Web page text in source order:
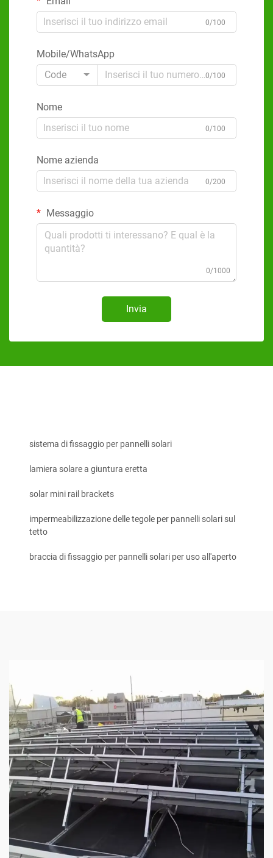
0/100
Mobile/WhatsApp
Code
0/100
Nome
0/100
Nome azienda
0/200
Messaggio
0/1000
Invia
sistema di fissaggio per pannelli solari
lamiera solare a giuntura eretta
solar mini rail brackets
impermeabilizzazione delle tegole per pannelli solari sul
tetto
braccia di fissaggio per pannelli solari per uso all'aperto